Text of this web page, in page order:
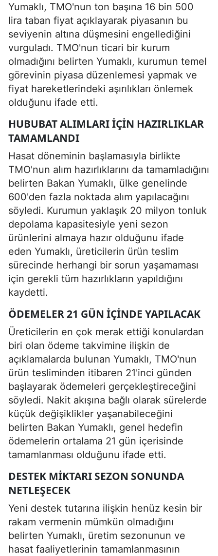
Yumaklı, TMO'nun ton başına 16 bin 500
lira taban fiyat açıklayarak piyasanın bu
seviyenin altına düşmesini engellediğini
vurguladı. TMO'nun ticari bir kurum
olmadığını belirten Yumaklı, kurumun temel
görevinin piyasa düzenlemesi yapmak ve
fiyat hareketlerindeki aşırılıkları önlemek
olduğunu ifade etti.
HUBUBAT ALIMLARI IÇIN HAZIRLIKLAR
TAMAMLANDI
Hasat döneminin başlamasıyla birlikte
TMO'nun alım hazırlıklarını da tamamladığını
belirten Bakan Yumaklı, ülke genelinde
600'den fazla noktada alım yapılacağını
söyledi. Kurumun yaklaşık 20 milyon tonluk
depolama kapasitesiyle yeni sezon
ürünlerini almaya hazır olduğunu ifade
eden Yumaklı, üreticilerin ürün teslim
sürecinde herhangi bir sorun yaşamaması
için gerekli tüm hazırlıkların yapıldığını
kaydetti.
ÖDEMELER 21 GÜN IÇINDE YAPILACAK
Üreticilerin en çok merak ettiği konulardan
biri olan ödeme takvimine ilişkin de
açıklamalarda bulunan Yumaklı, TMO'nun
ürün tesliminden itibaren 21'inci günden
başlayarak ödemeleri gerçekleştireceğini
söyledi. Nakit akışına bağlı olarak sürelerde
küçük değişiklikler yaşanabileceğini
belirten Bakan Yumaklı, genel hedefin
ödemelerin ortalama 21 gün içerisinde
tamamlanması olduğunu ifade etti.
DESTEK MIKTARI SEZON SONUNDA
NETLEŞECEK
Yeni destek tutarına ilişkin henüz kesin bir
rakam vermenin mümkün olmadığını
belirten Yumaklı, üretim sezonunun ve
hasat faaliyetlerinin tamamlanmasının